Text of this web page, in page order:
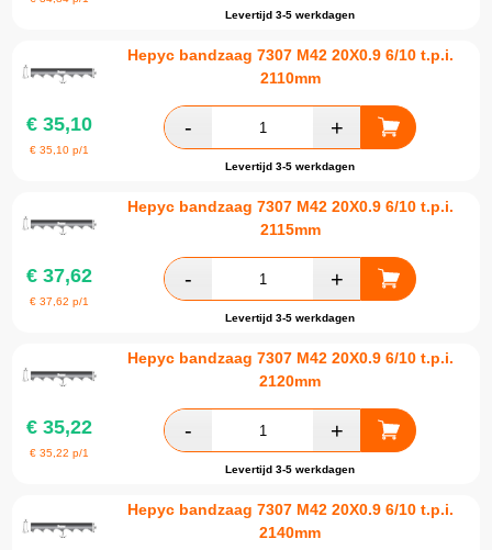
Levertijd 3-5 werkdagen
Hepyc bandzaag 7307 M42 20X0.9 6/10 t.p.i.
2110mm
€ 35,10
€35,10 p/1
Levertijd 3-5 werkdagen
Hepyc bandzaag 7307 M42 20X0.9 6/10 t.p.i.
2115mm
€ 37,62
€37,62 p/1
Levertijd 3-5 werkdagen
Hepyc bandzaag 7307 M42 20X0.9 6/10 t.p.i.
2120mm
€ 35,22
€35,22 p/1
Levertijd 3-5 werkdagen
Hepyc bandzaag 7307 M42 20X0.9 6/10 t.p.i.
2140mm